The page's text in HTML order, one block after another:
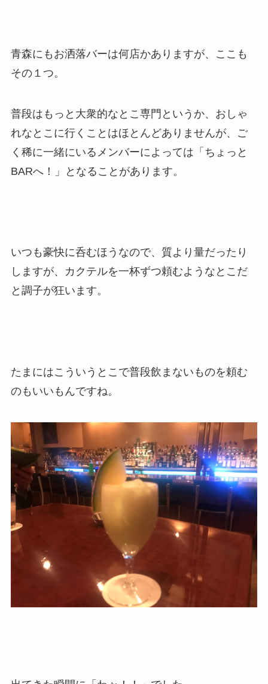
青森にもお洒落バーは何店かありますが、ここも
その１つ。
普段はもっと大衆的なとこ専門というか、おしゃ
れなとこに行くことはほとんどありませんが、ご
く稀に一緒にいるメンバーによっては「ちょっと
BARへ！」となることがあります。
いつも豪快に呑むほうなので、質より量だったり
しますが、カクテルを一杯ずつ頼むようなとこだ
と調子が狂います。
たまにはこういうとこで普段飲まないものを頼む
のもいいもんですね。